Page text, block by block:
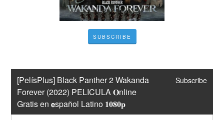
SUBSCRIBE
[PelísPlus] Black Panther 2 Wakanda
Forever (2022) PELICULA 𝐎nline
Gratis en 𝗲spañol Latino 𝟏𝟎𝟖𝟎𝐩
Subscribe